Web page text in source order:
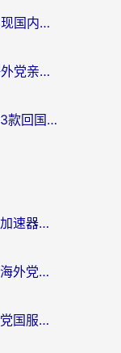
海外党必看：如何选好用VPN实现国内资源无缝访问？从越南到全球都适用
从法国回国内的VPN怎么挑？海外党亲测：稳定、多端、安全才是关键
斧牛和闪疾哪个好？海外党亲测3款回国加速器，教你选到不踩坑的那一款
国外玩浮生为卿歌总卡顿？这份加速器选择指南帮你找回丝滑体验
在缅甸打不开英雄联盟怎么办？海外党亲测有效的国服游戏加速指南
澳洲怎么玩坦克世界不卡？海外党国服游戏加速终极指南（附逆战奇妙碰碰车解决方案）